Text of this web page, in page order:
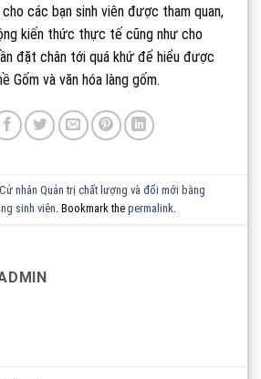
các bạn sinh viên được tham quan,
kiến thức thực tế cũng như cho
đặt chân tới quá khứ để hiểu được
Gốm và văn hóa làng gốm.
Cử nhân Quản trị chất lượng và đổi mới bằng
sinh viên . Bookmark thepermalink